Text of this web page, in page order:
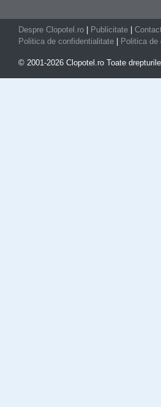
Despre Clopotel.ro Publicitate
Politica de confidentialitate
Politica de
© 2001-2026 Clopotel.ro Toate